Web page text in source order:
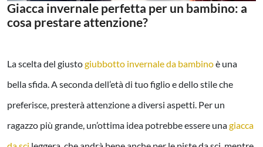
Giacca invernale perfetta per un bambino: a
cosa prestare attenzione?
La scelta del giustogiubbotto invernale da bambinoè una
bella sfida. A seconda dell’età di tuo figlio e dello stile che
preferisce, presterà attenzione a diversi aspetti. Per un
ragazzo più grande, un’ottima idea potrebbe essere unagiacca